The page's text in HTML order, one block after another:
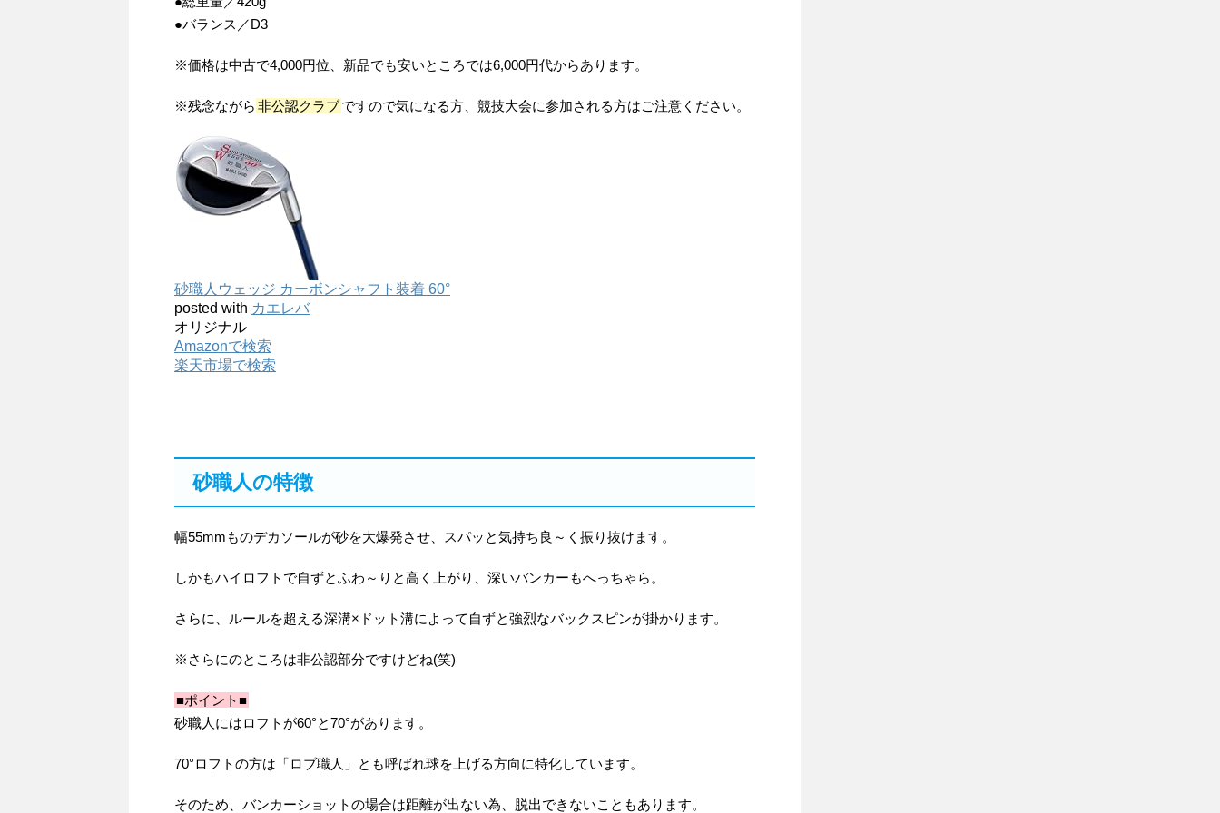
●バランス／D3
※価格は中古で4,000円位、新品でも安いところでは6,000円代からあります。
※残念ながら 非公認クラブですので気になる方、競技大会に参加される方はご注意ください。
砂職人ウェッジ カーボンシャフト装着 60°
posted with カエレバ
オリジナル
Amazonで検索
楽天市場で検索
砂職人の特徴
幅55mmものデカソールが砂を大爆発させ、スパッと気持ち良～く振り抜けます。
しかもハイロフトで自ずとふわ～りと高く上がり、深いバンカーもへっちゃら。
さらに、ルールを超える深溝×ドット溝によって自ずと強烈なバックスピンが掛かります。
※さらにのところは非公認部分ですけどね(笑)
■ポイント■
砂職人にはロフトが60°と70°があります。
70°ロフトの方は「ロブ職人」とも呼ばれ球を上げる方向に特化しています。
そのため、バンカーショットの場合は距離が出ない為、脱出できないこともあります。